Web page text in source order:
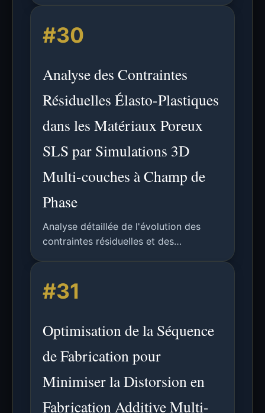
la littératie numérique via
l'apprentissage constructionniste.
#30
Analyse des Contraintes
Résiduelles Élasto-Plastiques
dans les Matériaux Poreux
SLS par Simulations 3D
Multi-couches à Champ de
Phase
Analyse détaillée de l'évolution des
contraintes résiduelles et des
laser sélectif, utilisant un nouveau cadre
de simulation thermo-structurale 3D
#31
Optimisation de la Séquence
de Fabrication pour
Minimiser la Distorsion en
Fabrication Additive Multi-